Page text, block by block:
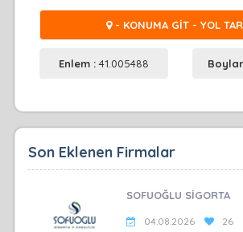
- KONUMA GİT - YOL
Enlem :41.005488
Son Eklenen Firmalar
SOFUOĞLU SİGORTA
04.08.2026 26